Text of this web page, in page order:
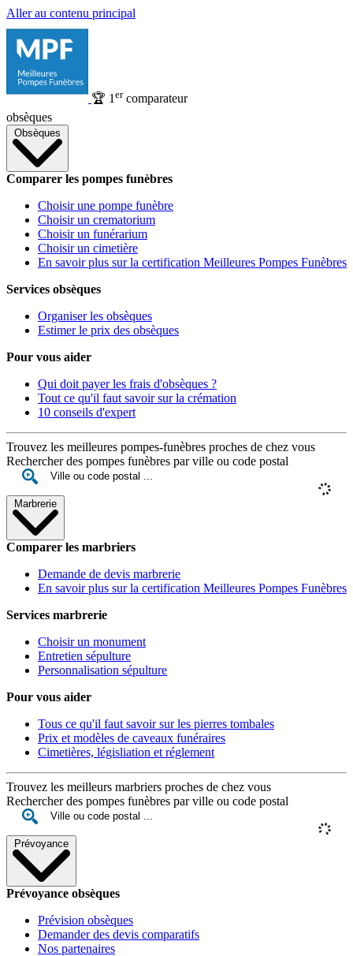
Aller au contenu principal
🏆 1 ercomparateur
obsèques
Obsèques
Comparer les pompes funèbres
Choisir une pompe funèbre
Choisir un crematorium
Choisir un funérarium
Choisir un cimetière
En savoir plus sur la certification Meilleures Pompes Funèbres
Services obsèques
Organiser les obsèques
Estimer le prix des obsèques
Pour vous aider
Qui doit payer les frais d'obsèques ?
Tout ce qu'il faut savoir sur la crémation
10 conseils d'expert
Trouvez les meilleures pompes-funèbres proches de chez vous
Rechercher des pompes funèbres par ville ou code postal
Marbrerie
Comparer les marbriers
Demande de devis marbrerie
En savoir plus sur la certification Meilleures Pompes Funèbres
Services marbrerie
Choisir un monument
Entretien sépulture
Personnalisation sépulture
Pour vous aider
Tous ce qu'il faut savoir sur les pierres tombales
Prix et modèles de caveaux funéraires
Cimetières, législiation et réglement
Trouvez les meilleurs marbriers proches de chez vous
Rechercher des pompes funèbres par ville ou code postal
Prévoyance
Prévoyance obsèques
Prévision obsèques
Demander des devis comparatifs
Nos partenaires